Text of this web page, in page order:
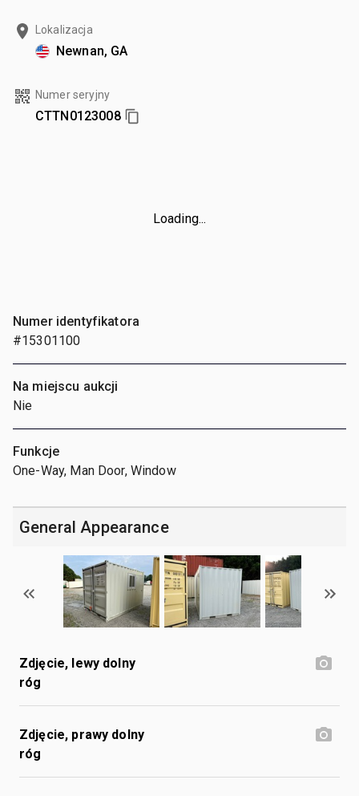
Lokalizacja
Newnan, GA
Numer seryjny
CTTN0123008
Loading...
Numer identyfikatora
#15301100
Na miejscu aukcji
Nie
Funkcje
One-Way, Man Door, Window
General Appearance
Zdjęcie, lewy dolny
róg
Zdjęcie, prawy dolny
róg